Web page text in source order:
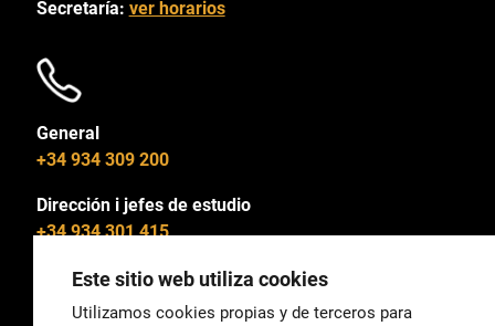
Secretaría: ver horarios
General
+34 934 309 200
Dirección i jefes de estudio
+34 934 301 415
Este sitio web utiliza cookies
Utilizamos cookies propias y de terceros para